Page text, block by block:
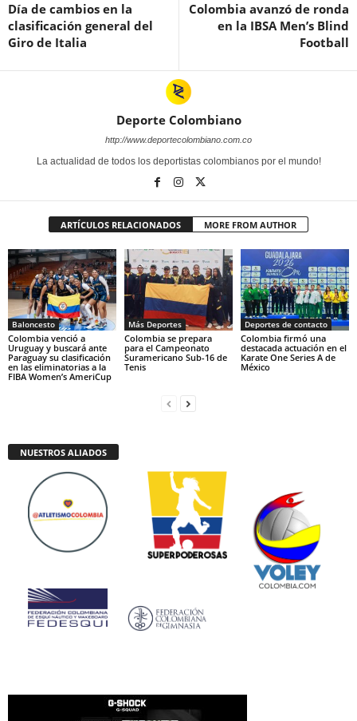
Día de cambios en la
clasificación general del
Giro de Italia
Colombia avanzó de ronda
en la IBSA Men’s Blind
Football
Deporte Colombiano
http://www.deportecolombiano.com.co
La actualidad de todos los deportistas colombianos por el mundo!
ARTÍCULOS RELACIONADOS MORE FROM AUTHOR
Baloncesto
Colombia venció a
Uruguay y buscará ante
Paraguay su clasificación
en las eliminatorias a la
FIBA Women’s AmeriCup
Más Deportes
Colombia se prepara
para el Campeonato
Suramericano Sub-16 de
Tenis
Deportes de contacto
Colombia firmó una
destacada actuación en el
Karate One Series A de
México
NUESTROS ALIADOS